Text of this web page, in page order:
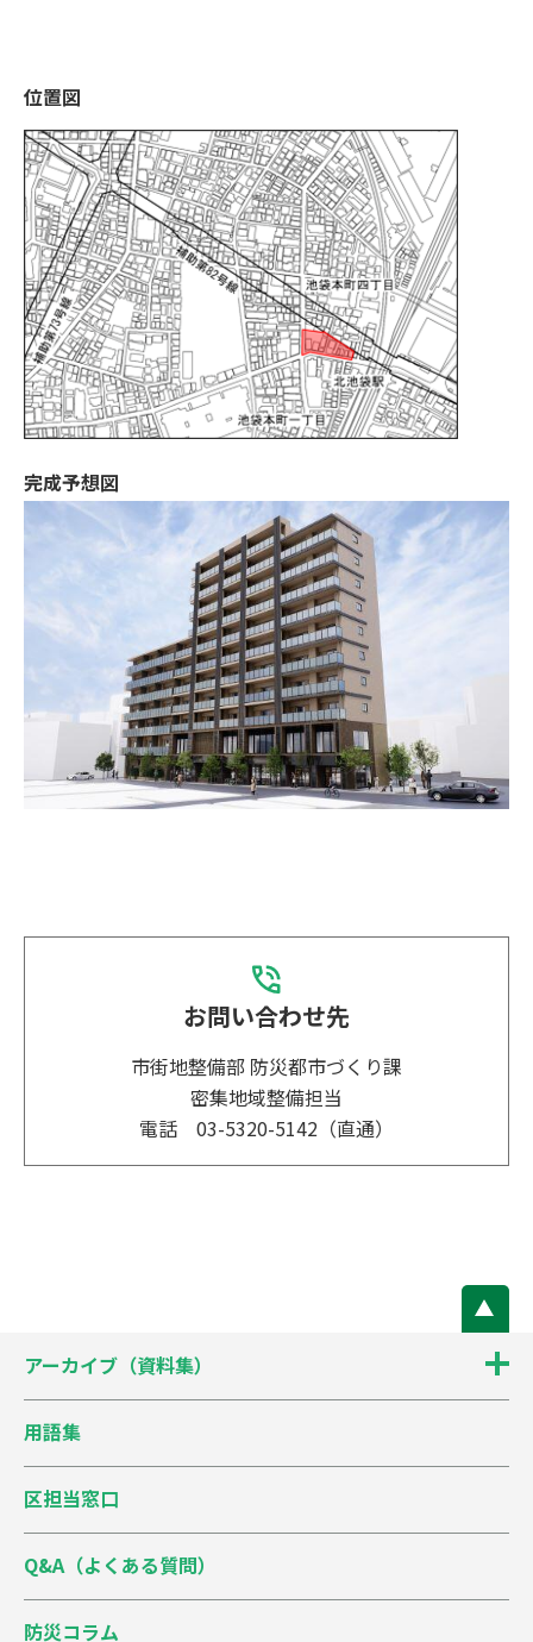
位置図
完成予想図
お問い合わせ先
市街地整備部 防災都市づくり課
密集地域整備担当
電話 03-5320-5142（直通）
アーカイブ（資料集）
用語集
区担当窓口
Q&A（よくある質問）
防災コラム